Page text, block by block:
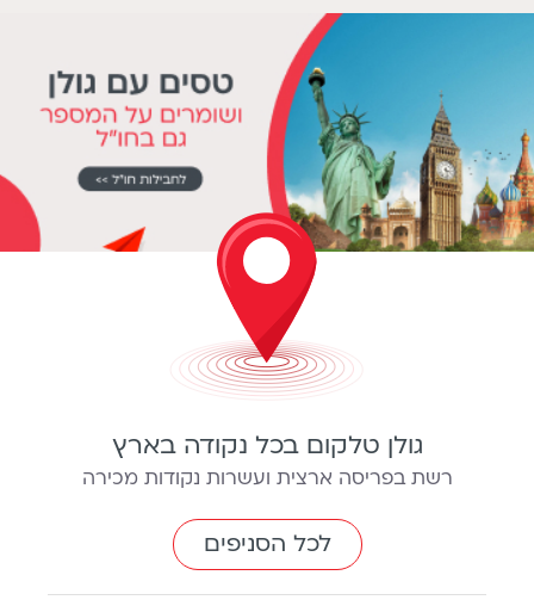
גולן טלקום בכל נקודה בארץ
רשת בפריסה ארצית ועשרות נקודות מכירה
לכל הסניפים